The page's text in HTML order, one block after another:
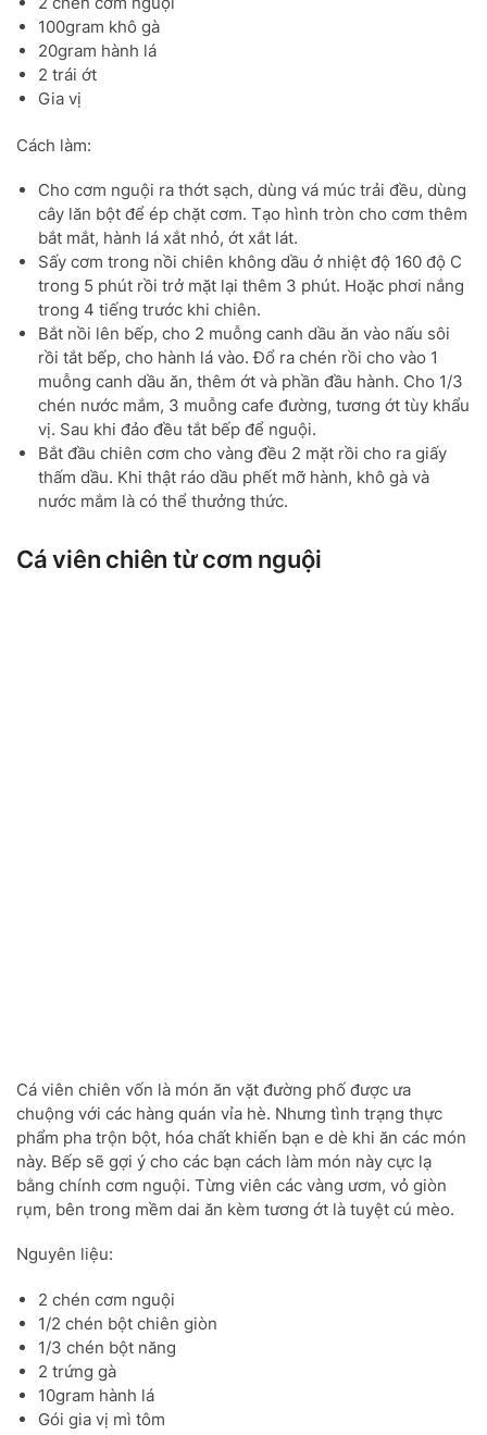
100gram khô gà
20gram hành lá
2 trái ớt
Gia vị
Cách làm:
Cho cơm nguội ra thớt sạch, dùng vá múc trải đều, dùng
cây lăn bột để ép chặt cơm. Tạo hình tròn cho cơm thêm
bắt mắt, hành lá xắt nhỏ, ớt xắt lát.
Sấy cơm trong nồi chiên không dầu ở nhiệt độ 160 độ C
trong 5 phút rồi trở mặt lại thêm 3 phút. Hoặc phơi nắng
trong 4 tiếng trước khi chiên.
Bắt nồi lên bếp, cho 2 muỗng canh dầu ăn vào nấu sôi
rồi tắt bếp, cho hành lá vào. Đổ ra chén rồi cho vào 1
muỗng canh dầu ăn, thêm ớt và phần đầu hành. Cho 1/3
chén nước mắm, 3 muỗng cafe đường, tương ớt tùy khẩu
vị. Sau khi đảo đều tắt bếp để nguội.
Bắt đầu chiên cơm cho vàng đều 2 mặt rồi cho ra giấy
thấm dầu. Khi thật ráo dầu phết mỡ hành, khô gà và
nước mắm là có thể thưởng thức.
Cá viên chiên từ cơm nguội
Cá viên chiên vốn là món ăn vặt đường phố được ưa
chuộng với các hàng quán vỉa hè. Nhưng tình trạng thực
phẩm pha trộn bột, hóa chất khiến bạn e dè khi ăn các món
này. Bếp sẽ gợi ý cho các bạn cách làm món này cực lạ
bằng chính cơm nguội. Từng viên các vàng ươm, vỏ giòn
rụm, bên trong mềm dai ăn kèm tương ớt là tuyệt cú mèo.
Nguyên liệu:
2 chén cơm nguội
1/2 chén bột chiên giòn
1/3 chén bột năng
2 trứng gà
10gram hành lá
Gói gia vị mì tôm